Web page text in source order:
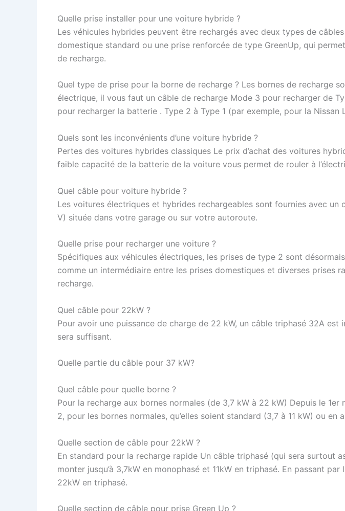
Quelle prise installer pour une voiture hybride ?
Les véhicules hybrides peuvent être rechargés avec deux types de
domestique standard ou une prise renforcée de type GreenUp, qui
de recharge.
Quel type de prise pour la borne de recharge ? Les bornes de recharge
électrique, il vous faut un câble de recharge Mode 3 pour recharger de
pour recharger la batterie . Type 2 à Type 1 (par exemple, pour la Nissan
Quels sont les inconvénients d’une voiture hybride ?
Pertes des voitures hybrides classiques Le prix d’achat des voitures
faible capacité de la batterie de la voiture vous permet de rouler à
Quel câble pour voiture hybride ?
Les voitures électriques et hybrides rechargeables sont fournies avec
V) située dans votre garage ou sur votre autoroute.
Quelle prise pour recharger une voiture ?
Spécifiques aux véhicules électriques, les prises de type 2 sont
comme un intermédiaire entre les prises domestiques et diverses prises
recharge.
Quel câble pour 22kW ?
Pour avoir une puissance de charge de 22 kW, un câble triphasé 32A
sera suffisant.
Quelle partie du câble pour 37 kW?
Quel câble pour quelle borne ?
Pour la recharge aux bornes normales (de 3,7 kW à 22 kW) Depuis le
2, pour les bornes normales, qu’elles soient standard (3,7 à 11 kW) ou en
Quelle section de câble pour 22kW ?
En standard pour la recharge rapide Un câble triphasé (qui sera surtout
monter jusqu’à 3,7kW en monophasé et 11kW en triphasé. En passant
22kW en triphasé.
Quelle section de câble pour prise Green Up ?